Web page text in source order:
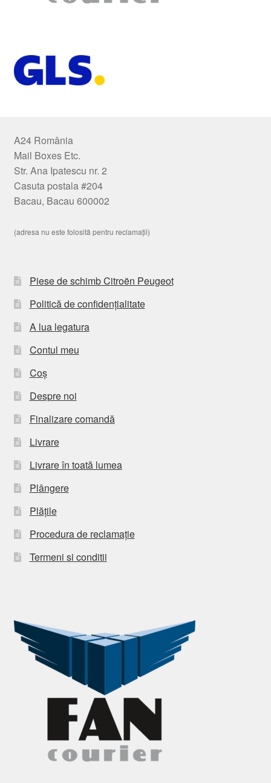
A24 România
Mail Boxes Etc.
Str. Ana Ipatescu nr. 2
Casuta postala #204
Bacau, Bacau 600002
(adresa nu este folosită pentru reclamații)
Piese de schimb Citroën Peugeot
Politică de confidențialitate
A lua legatura
Contul meu
Coș
Despre noi
Finalizare comandă
Livrare
Livrare în toată lumea
Plângere
Plățile
Procedura de reclamație
Termeni si conditii